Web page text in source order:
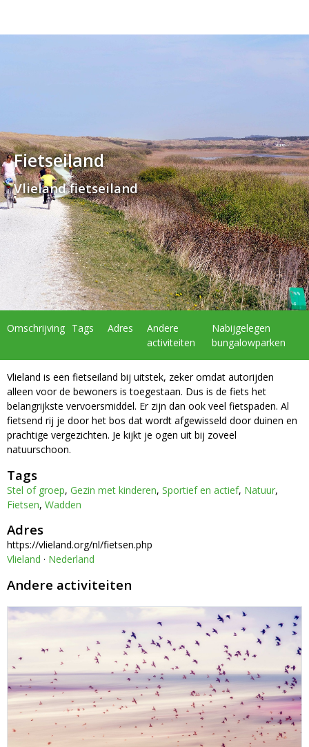
Fietseiland
Vlieland fietseiland
Omschrijving Tags Adres
Andere
activiteiten
Nabijgelegen
bungalowparken
Vlieland is een fietseiland bij uitstek, zeker omdat autorijden
alleen voor de bewoners is toegestaan. Dus is de fiets het
belangrijkste vervoersmiddel. Er zijn dan ook veel fietspaden. Al
fietsend rij je door het bos dat wordt afgewisseld door duinen en
prachtige vergezichten. Je kijkt je ogen uit bij zoveel
natuurschoon.
Tags
Stel of groep, Gezin met kinderen, Sportief en actief, Natuur,
Fietsen, Wadden
Adres
https://vlieland.org/nl/fietsen.php
Vlieland · Nederland
Andere activiteiten